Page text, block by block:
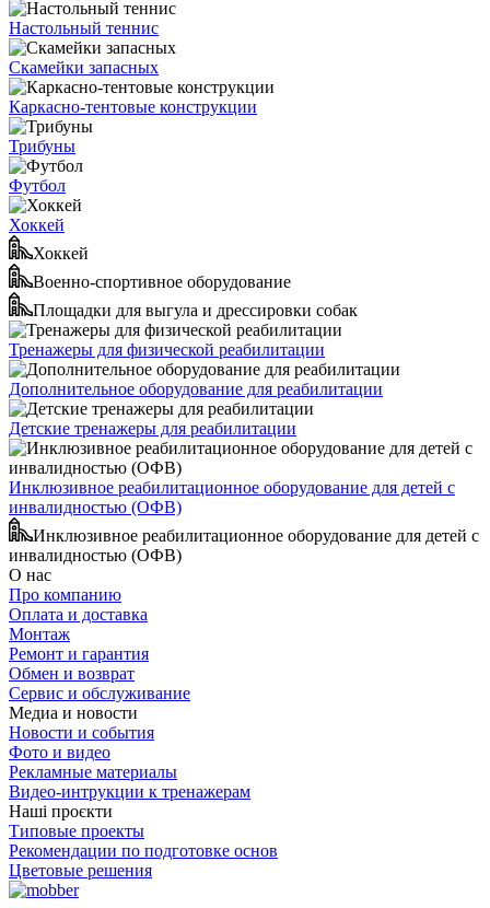
Настольный теннис
Скамейки запасных
Каркасно-тентовые конструкции
Трибуны
Футбол
Хоккей
Хоккей
Военно-спортивное оборудование
Площадки для выгула и дрессировки собак
Тренажеры для физической реабилитации
Дополнительное оборудование для реабилитации
Детские тренажеры для реабилитации
Инклюзивное реабилитационное оборудование для детей с
инвалидностью (ОФВ)
Инклюзивное реабилитационное оборудование для детей с
инвалидностью (ОФВ)
О нас
Про компанию
Оплата и доставка
Монтаж
Ремонт и гарантия
Обмен и возврат
Сервис и обслуживание
Медиа и новости
Новости и события
Фото и видео
Рекламные материалы
Видео-интрукции к тренажерам
Наші проєкти
Типовые проекты
Рекомендации по подготовке основ
Цветовые решения